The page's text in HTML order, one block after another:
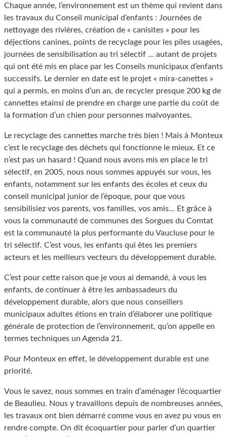
Chaque année, l’environnement est un thème qui revient dans
les travaux du Conseil municipal d’enfants : Journées de
nettoyage des rivières, création de « canisites » pour les
déjections canines, points de recyclage pour les piles usagées,
journées de sensibilisation au tri sélectif … autant de projets
qui ont été mis en place par les Conseils municipaux d’enfants
successifs. Le dernier en date est le projet « mira-canettes »
qui a permis, en moins d’un an, de recycler presque 200 kg de
cannettes etainsi de prendre en charge une partie du coût de
la formation d’un chien pour personnes malvoyantes.
Le recyclage des cannettes marche très bien ! Mais à Monteux
c’est le recyclage des déchets qui fonctionne le mieux. Et ce
n’est pas un hasard ! Quand nous avons mis en place le tri
sélectif, en 2005, nous nous sommes appuyés sur vous, les
enfants, notamment sur les enfants des écoles et ceux du
conseil municipal junior de l’époque, pour que vous
sensibilisiez vos parents, vos familles, vos amis… Et grâce à
vous la communauté de communes des Sorgues du Comtat
est la communauté la plus performante du Vaucluse pour le
tri sélectif. C’est vous, les enfants qui êtes les premiers
acteurs et les meilleurs vecteurs du développement durable.
C’est pour cette raison que je vous ai demandé, à vous les
enfants, de continuer à être les ambassadeurs du
développement durable, alors que nous conseillers
municipaux adultes étions en train d’élaborer une politique
générale de protection de l’environnement, qu’on appelle en
termes techniques un Agenda 21.
Pour Monteux en effet, le développement durable est une
priorité.
Vous le savez, nous sommes en train d’aménager l’écoquartier
de Beaulieu. Nous y travaillons depuis de nombreuses années,
les travaux ont bien démarré comme vous en avez pu vous en
rendre compte. On dit écoquartier pour parler d’un quartier